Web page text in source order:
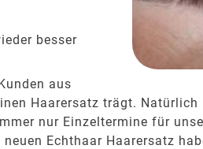
besser
aus
Haarersatz trägt.
nur Einzeltermine für
Echthaar Haarersatz